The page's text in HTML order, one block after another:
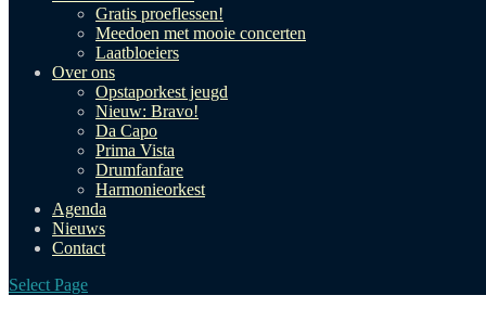
Gratis proeflessen!
Meedoen met mooie concerten
Laatbloeiers
Over ons
Opstaporkest jeugd
Nieuw: Bravo!
Da Capo
Prima Vista
Drumfanfare
Harmonieorkest
Agenda
Nieuws
Contact
Select Page